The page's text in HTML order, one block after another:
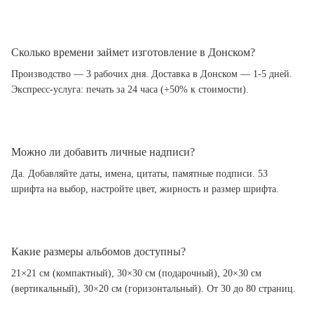
Сколько времени займет изготовление в Донском?
Производство — 3 рабочих дня. Доставка в Донском — 1-5 дней.
Экспресс-услуга: печать за 24 часа (+50% к стоимости).
Можно ли добавить личные надписи?
Да. Добавляйте даты, имена, цитаты, памятные подписи. 53
шрифта на выбор, настройте цвет, жирность и размер шрифта.
Какие размеры альбомов доступны?
21×21 см (компактный), 30×30 см (подарочный), 20×30 см
(вертикальный), 30×20 см (горизонтальный). От 30 до 80 страниц.